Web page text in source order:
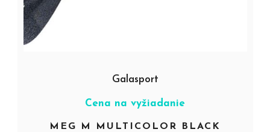
Galasport
Cena na vyžiadanie
MEG M MULTICOLOR BLACK